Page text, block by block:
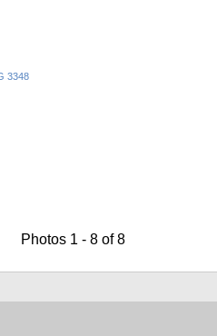
Photos 1 - 8 of 8